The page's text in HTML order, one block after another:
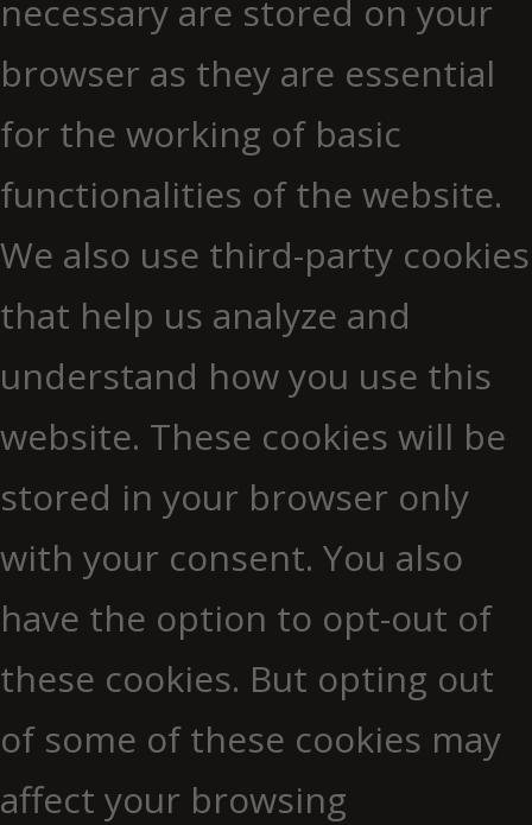
necessary are stored on your
browser as they are essential
for the working of basic
functionalities of the website.
We also use third-party cookies
that help us analyze and
understand how you use this
website. These cookies will be
stored in your browser only
with your consent. You also
have the option to opt-out of
these cookies. But opting out
of some of these cookies may
affect your browsing